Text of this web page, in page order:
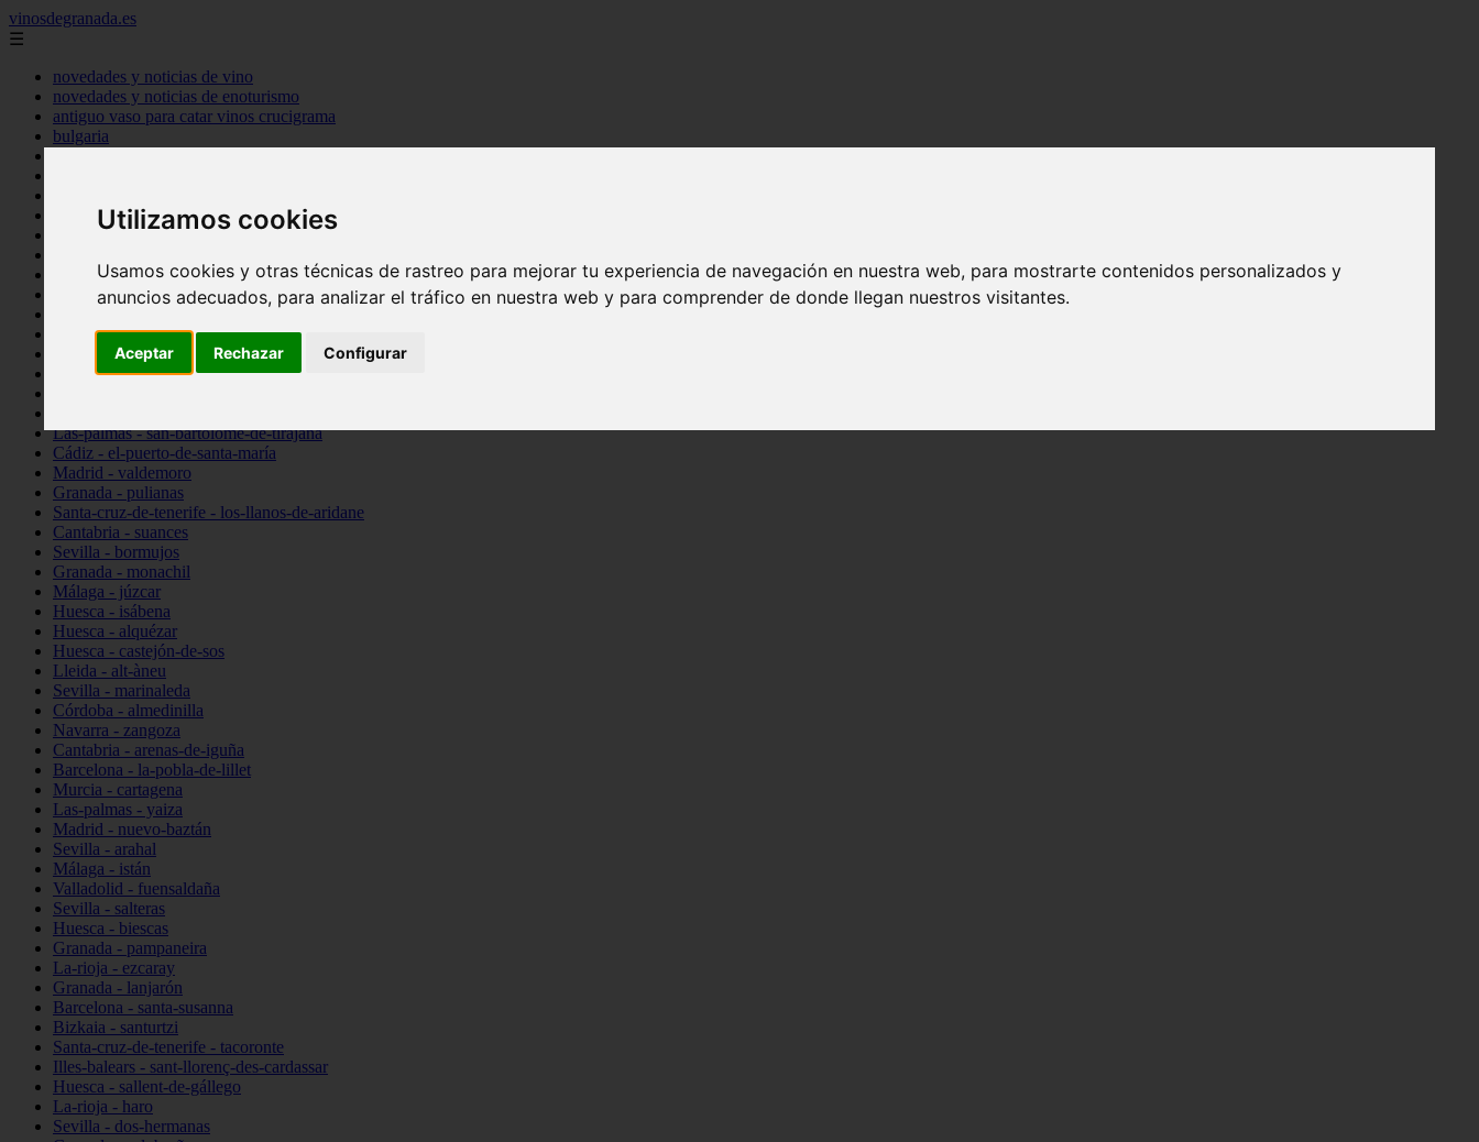
Utilizamos cookies
Usamos cookies y otras técnicas de rastreo para mejorar tu experiencia de navegación en nuestra web, para mostrarte contenidos personalizados y
anuncios adecuados, para analizar el tráfico en nuestra web y para comprender de donde llegan nuestros visitantes.
Aceptar Rechazar Configurar
vinosdegranada.es
☰
novedades y noticias de vino
novedades y noticias de enoturismo
antiguo vaso para catar vinos crucigrama
bulgaria
Córdoba - córdoba
Barcelona - barcelona
Ciudad-real - montiel
Santa-cruz-de-tenerife - guía-de-isora
La-rioja - casalarreina
Almería - roquetas-de-mar
Madrid - pozuelo-de-alarcón
Las-palmas - san-bartolomé-de-tirajana
Cádiz - el-puerto-de-santa-maría
Madrid - valdemoro
Granada - pulianas
Santa-cruz-de-tenerife - los-llanos-de-aridane
Cantabria - suances
Sevilla - bormujos
Granada - monachil
Málaga - júzcar
Huesca - isábena
Huesca - alquézar
Huesca - castejón-de-sos
Lleida - alt-àneu
Sevilla - marinaleda
Córdoba - almedinilla
Navarra - zangoza
Cantabria - arenas-de-iguña
Barcelona - la-pobla-de-lillet
Murcia - cartagena
Las-palmas - yaiza
Madrid - nuevo-baztán
Sevilla - arahal
Málaga - istán
Valladolid - fuensaldaña
Sevilla - salteras
Huesca - biescas
Granada - pampaneira
La-rioja - ezcaray
Granada - lanjarón
Barcelona - santa-susanna
Bizkaia - santurtzi
Santa-cruz-de-tenerife - tacoronte
Illes-balears - sant-llorenç-des-cardassar
Huesca - sallent-de-gállego
La-rioja - haro
Sevilla - dos-hermanas